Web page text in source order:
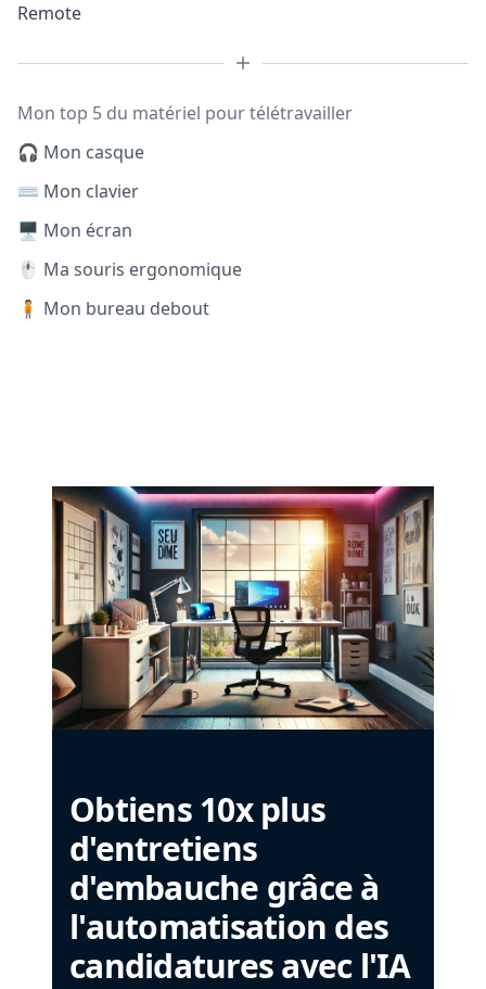
Remote
Mon top 5 du matériel pour télétravailler
🎧 Mon casque
⌨️ Mon clavier
🖥️ Mon écran
🖱️ Ma souris ergonomique
🧍 Mon bureau debout
Obtiens 10x plus
d'entretiens
d'embauche grâce à
l'automatisation des
candidatures avec l'IA